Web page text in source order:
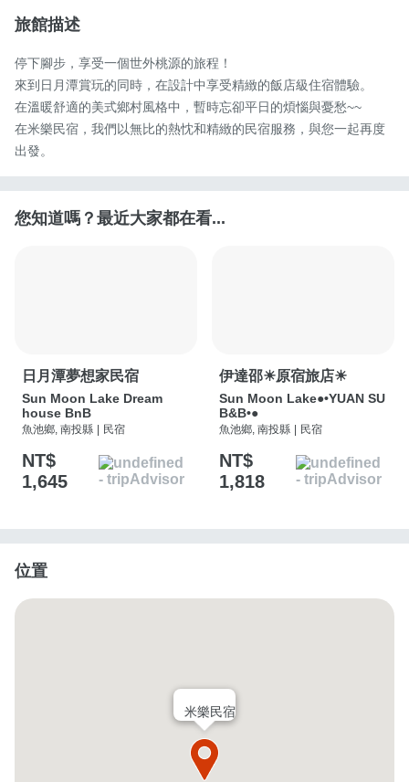
旅館描述
停下腳步，享受一個世外桃源的旅程！
來到日月潭賞玩的同時，在設計中享受精緻的飯店級住宿體驗。
在溫暖舒適的美式鄉村風格中，暫時忘卻平日的煩惱與憂愁~~
在米樂民宿，我們以無比的熱忱和精緻的民宿服務，與您一起再度
出發。
您知道嗎？最近大家都在看...
日月潭夢想家民宿
Sun Moon Lake Dream
house BnB
魚池鄉, 南投縣 民宿
NT$
1,645
伊達邵☀原宿旅店☀
Sun Moon Lake●•YUAN SU
B&B•●
魚池鄉, 南投縣 民宿
NT$
1,818
位置
米樂民宿